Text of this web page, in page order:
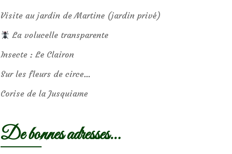
Visite au jardin de Martine (jardin privé)
La volucelle transparente
Insecte : Le Clairon
Sur les fleurs de circe…
Corise de la Jusquiame
De bonnes adresses…